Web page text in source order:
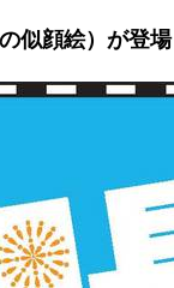
似顔絵）が登